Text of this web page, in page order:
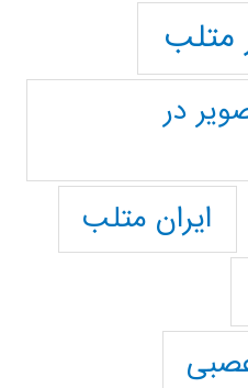
متلب
در
ایران متلب